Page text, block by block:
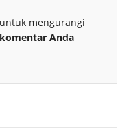
mengurangi
Anda